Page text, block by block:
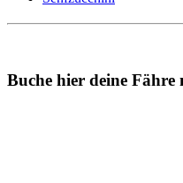
Buche hier deine Fähre